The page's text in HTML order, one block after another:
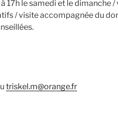
à 17h le samedi et le dimanche
/ visite accompagnée du
triskel.m@orange.fr